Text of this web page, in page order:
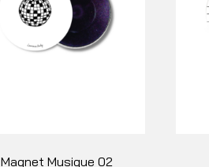
Magnet Musique 02